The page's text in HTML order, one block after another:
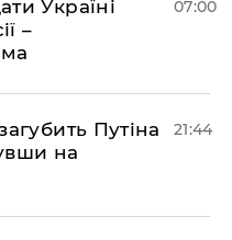
Україні
–
07:00
Путіна
на
21:44